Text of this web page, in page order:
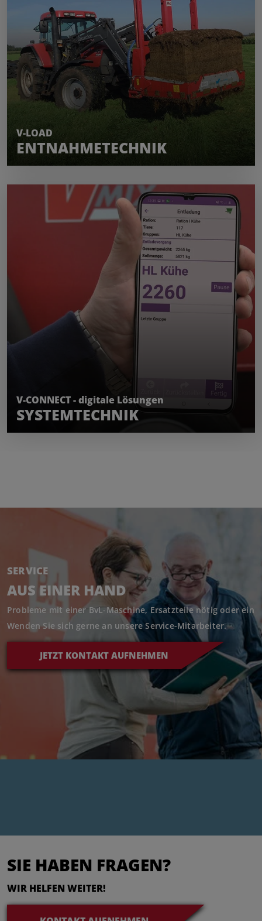
V-LOAD
ENTNAHMETECHNIK
MEHR ERFAHREN
V-CONNECT - digitale Lösungen
SYSTEMTECHNIK
MEHR ERFAHREN
SERVICE
AUS EINER HAND
Probleme mit einer BvL-Maschine, Ersatzteile nötig oder ein
Wenden Sie sich gerne an unsere Service-Mitarbeiter.
JETZT KONTAKT AUFNEHMEN
SIE HABEN FRAGEN?
WIR HELFEN WEITER!